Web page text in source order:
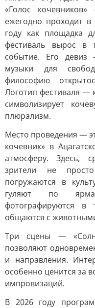
«Голос
ежегодно проходит
году как площадка
фестиваль вырос в
событие. Его девиз
музыки для
философию
Логотип фестиваля —
символизирует
плюрализм.
Место проведения —
кочевник» в
атмосферу. Здесь,
зрители не
погружаются в
гуляют по
фотографируются в
общаются с
Три сцены —
позволяют
и направления.
особенно ценится за
импровизаций.
В 2026 году